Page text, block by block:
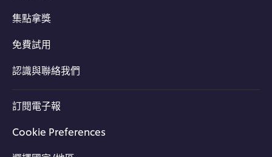
集點拿獎
免費試用
認識與聯絡我們
訂閱電子報
Cookie Preferences